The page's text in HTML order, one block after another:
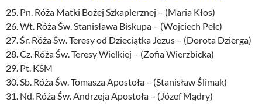
25. Pn. Róża Matki Bożej Szkaplerznej – (Maria Kłos)
26. Wt. Róża Św. Stanisława Biskupa – (Wojciech Pelc)
27. Śr. Róża Św. Teresy od Dzieciątka Jezus – (Dorota Dzierga)
28. Cz. Róża Św. Teresy Wielkiej – (Zofia Wierzbicka)
29. Pt. KSM
30. Sb. Róża Św. Tomasza Apostoła – (Stanisław Ślimak)
31. Nd. Róża Św. Andrzeja Apostoła – (Józef Mądry)